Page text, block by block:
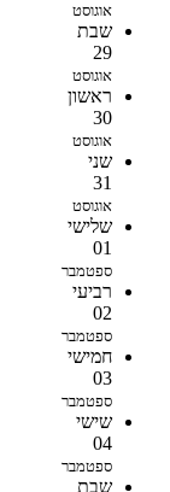
אוגוסט
שבת
29
אוגוסט
ראשון
30
אוגוסט
שני
31
אוגוסט
שלישי
01
ספטמבר
רביעי
02
ספטמבר
חמישי
03
ספטמבר
שישי
04
ספטמבר
שבת